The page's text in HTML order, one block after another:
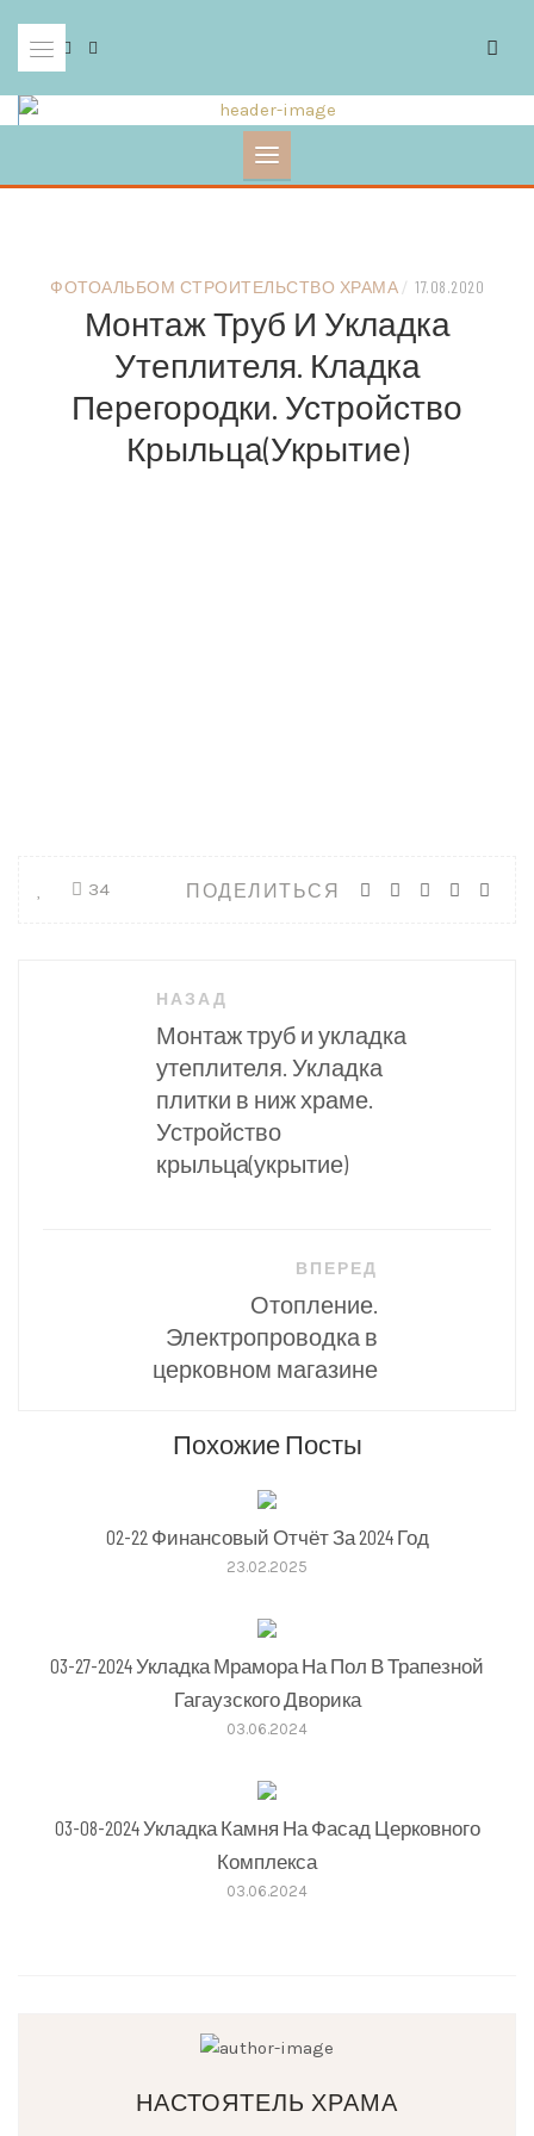
content
ФОТОАЛЬБОМ СТРОИТЕЛЬСТВО ХРАМА / 17.08.2020
Монтаж Труб И Укладка
Утеплителя. Кладка
Перегородки. Устройство
Крыльца(укрытие)
ПОДЕЛИТЬСЯ
34
НАЗАД
Монтаж труб и укладка
утеплителя. Укладка
плитки в ниж храме.
Устройство
крыльца(укрытие)
ВПЕРЕД
Отопление.
Электропроводка в
церковном магазине
Похожие Посты
02-22 Финансовый Отчёт За 2024 Год
23.02.2025
03-27-2024 Укладка Мрамора На Пол В Трапезной
Гагаузского Дворика
03.06.2024
03-08-2024 Укладка Камня На Фасад Церковного
Комплекса
03.06.2024
НАСТОЯТЕЛЬ ХРАМА